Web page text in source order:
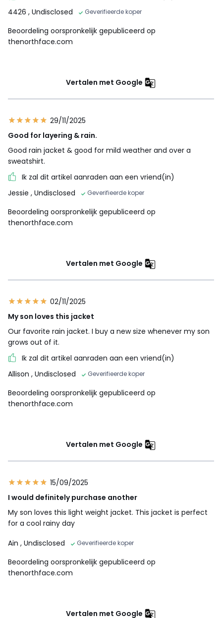
4426 , Undisclosed Geverifieerde koper
Beoordeling oorspronkelijk gepubliceerd op
thenorthface.com
Vertalen met Google
29/11/2025
Good for layering & rain.
Good rain jacket & good for mild weather and over a
sweatshirt.
Ik zal dit artikel aanraden aan een vriend(in)
Jessie , Undisclosed Geverifieerde koper
Beoordeling oorspronkelijk gepubliceerd op
thenorthface.com
Vertalen met Google
02/11/2025
My son loves this jacket
Our favorite rain jacket. I buy a new size whenever my son
grows out of it.
Ik zal dit artikel aanraden aan een vriend(in)
Allison , Undisclosed Geverifieerde koper
Beoordeling oorspronkelijk gepubliceerd op
thenorthface.com
Vertalen met Google
15/09/2025
I would definitely purchase another
My son loves this light weight jacket. This jacket is perfect
for a cool rainy day
Ain , Undisclosed Geverifieerde koper
Beoordeling oorspronkelijk gepubliceerd op
thenorthface.com
Vertalen met Google